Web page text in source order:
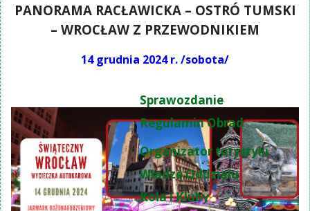
Sprawozdanie
Regulamin Obrad
Organizator turystyki
Władze Oddziału
Koła i Kluby
PANORAMA RACŁAWICKA – OSTRÓ TUMSKI
– WROCŁAW Z PRZEWODNIKIEM
14 grudnia 2024 r. /sobota/